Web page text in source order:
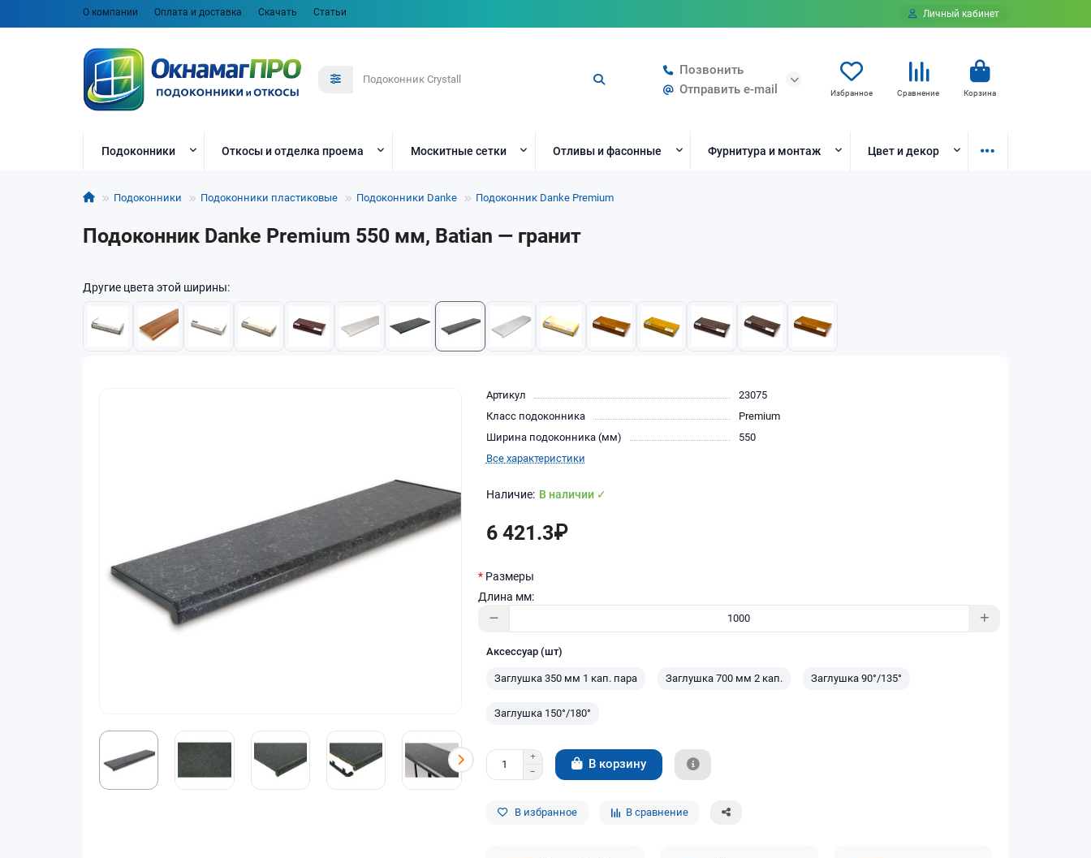
О компании Оплата и доставка Скачать Статьи Личный кабинет
Позвонить
Отправить e-mail
Избранное Сравнение Корзина
Подоконники Откосы и отделка проема Москитные сетки Отливы и фасонные Фурнитура и монтаж Цвет и декор
Подоконники Подоконники пластиковые Подоконники Danke Подоконник Danke Premium
Подоконник Danke Premium 550 мм, Batian — гранит
Другие цвета этой ширины:
Артикул
23075
Класс подоконника
Premium
Ширина подоконника (мм)
550
Все характеристики
В наличии ✓
6 421.3₽
Размеры
Длина мм:
Аксессуар (шт)
Заглушка 350 мм 1 кап. пара Заглушка 700 мм 2 кап. Заглушка 90°/135°
Заглушка 150°/180°
В корзину
В избранное В сравнение